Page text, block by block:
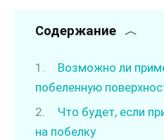
Содержание
Возможно ли
побеленную
Что будет, если
на побелку